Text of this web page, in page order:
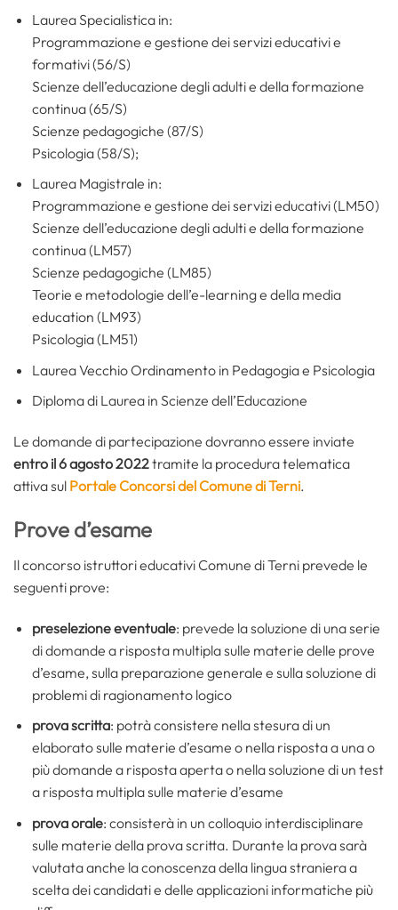
Laurea Specialistica in:
Programmazione e gestione dei servizi educativi e
formativi (56/S)
Scienze dell’educazione degli adulti e della formazione
continua (65/S)
Scienze pedagogiche (87/S)
Psicologia (58/S);
Laurea Magistrale in:
Programmazione e gestione dei servizi educativi (LM50)
Scienze dell’educazione degli adulti e della formazione
continua (LM57)
Scienze pedagogiche (LM85)
Teorie e metodologie dell’e-learning e della media
education (LM93)
Psicologia (LM51)
Laurea Vecchio Ordinamento in Pedagogia e Psicologia
Diploma di Laurea in Scienze dell’Educazione
Le domande di partecipazione dovranno essere inviate
entro il 6 agosto 2022tramite la procedura telematica
attiva sul Portale Concorsi del Comune di Terni.
Prove d’esame
Il concorso istruttori educativi Comune di Terni prevede le
seguenti prove:
preselezione eventuale: prevede la soluzione di una serie
di domande a risposta multipla sulle materie delle prove
d’esame, sulla preparazione generale e sulla soluzione di
problemi di ragionamento logico
prova scritta: potrà consistere nella stesura di un
elaborato sulle materie d’esame o nella risposta a una o
più domande a risposta aperta o nella soluzione di un test
a risposta multipla sulle materie d’esame
prova orale: consisterà in un colloquio interdisciplinare
sulle materie della prova scritta. Durante la prova sarà
valutata anche la conoscenza della lingua straniera a
scelta dei candidati e delle applicazioni informatiche più